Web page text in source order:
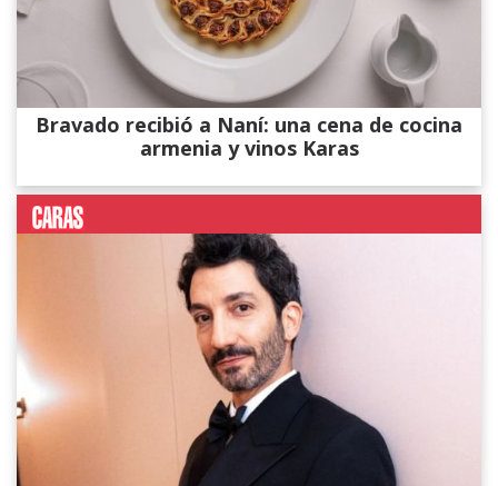
Bravado recibió a Naní: una cena de cocina
armenia y vinos Karas